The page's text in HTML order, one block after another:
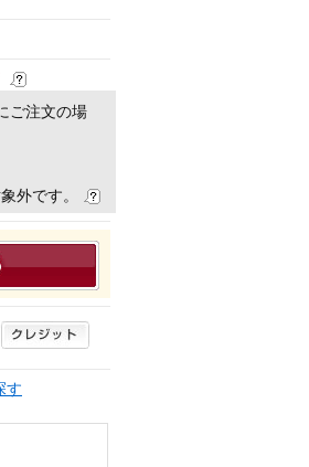
ご注文の場
外です。
す